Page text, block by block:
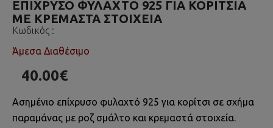
ΕΠΙΧΡΥΣΟ ΦΥΛΑΧΤΟ 925 ΓΙΑ ΚΟΡΙΤΣΙΑ
ΜΕ ΚΡΕΜΑΣΤΑ ΣΤΟΙΧΕΙΑ
Κωδικός :
Άμεσα Διαθέσιμο
40.00€
Ασημένιο επίχρυσο φυλαχτό 925 για κορίτσι σε σχήμα
παραμάνας με ροζ σμάλτο και κρεμαστά στοιχεία.